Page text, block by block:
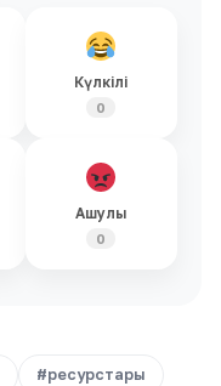
Күлкілі
0
Ашулы
0
#ресурстары